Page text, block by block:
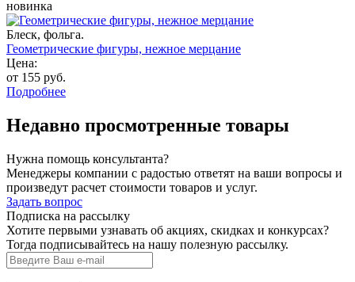
новинка
Блеск, фольга.
Геометрические фигуры, нежное мерцание
Цена:
от 155 руб.
Подробнее
Недавно просмотренные товары
Нужна помощь консультанта?
Менеджеры компании с радостью ответят на ваши вопросы и
произведут расчет стоимости товаров и услуг.
Задать вопрос
Подписка на рассылку
Хотите первыми узнавать об акциях, скидках и конкурсах?
Тогда подписывайтесь на нашу полезную рассылку.